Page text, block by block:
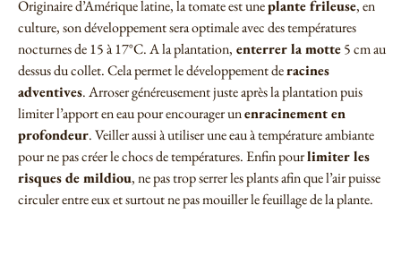
Originaire d’Amérique latine, la tomate est uneplante frileuse, en
culture, son développement sera optimale avec des températures
nocturnes de 15 à 17°C. A la plantation, enterrer la motte5 cm au
dessus du collet. Cela permet le développement deracines
adventives. Arroser généreusement juste après la plantation puis
limiter l’apport en eau pour encourager unenracinement en
profondeur. Veiller aussi à utiliser une eau à température ambiante
pour ne pas créer le chocs de températures. Enfin pourlimiter les
risques de mildiou, ne pas trop serrer les plants afin que l’air puisse
circuler entre eux et surtout ne pas mouiller le feuillage de la plante.